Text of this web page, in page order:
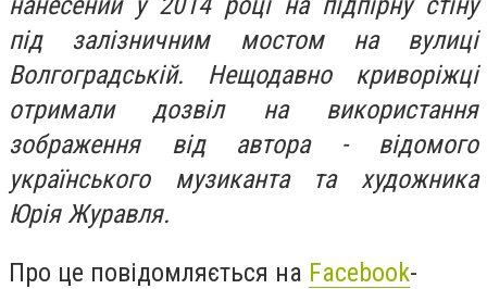
під залізничним мостом на вулиці
Волгоградській. Нещодавно криворіжці
отримали дозвіл на використання
зображення від автора - відомого
українського музиканта та художника
Юрія Журавля.
Про це повідомляється на Facebook-